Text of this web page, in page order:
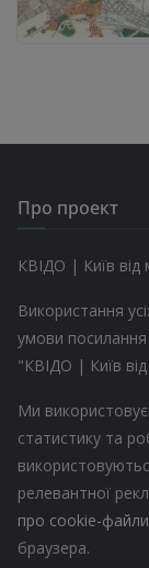
Про проект
КВІДО | Київ від
Використання
умови посилання
"КВІДО | Київ
Ми
статистику та
релевантної
про cookie-файли
браузера.